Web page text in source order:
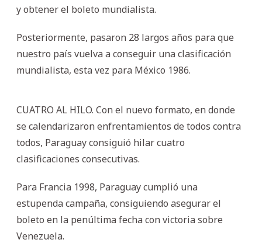
y obtener el boleto mundialista.
Posteriormente, pasaron 28 largos años para que
nuestro país vuelva a conseguir una clasificación
mundialista, esta vez para México 1986.
CUATRO AL HILO. Con el nuevo formato, en donde
se calendarizaron enfrentamientos de todos contra
todos, Paraguay consiguió hilar cuatro
clasificaciones consecutivas.
Para Francia 1998, Paraguay cumplió una
estupenda campaña, consiguiendo asegurar el
boleto en la penúltima fecha con victoria sobre
Venezuela.